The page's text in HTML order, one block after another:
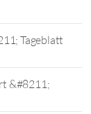
Tageblatt
&#8211;